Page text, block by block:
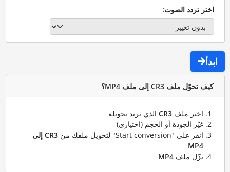
اختر تردد الصوت:
ابدأ
كيف تحوّل ملف CR3 إلى ملف MP4؟
اختر ملف CR3الذي تريد تحويله
غيّر الجودة أو الحجم (اختياري)
انقر على "Start conversion" لتحويل ملفك من
CR3 إلى
MP4
نزّل ملف MP4